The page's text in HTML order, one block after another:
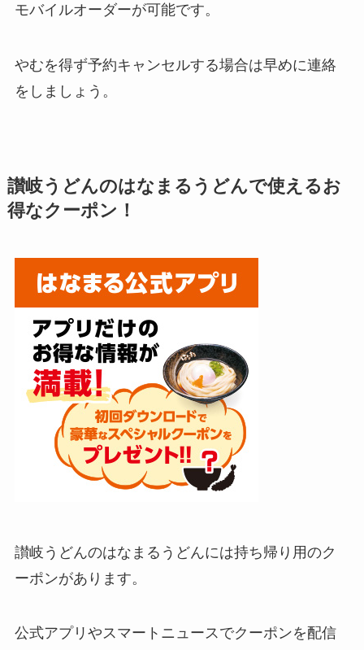
モバイルオーダーが可能です。
やむを得ず予約キャンセルする場合は早めに連絡
をしましょう。
讃岐うどんのはなまるうどんで使えるお
得なクーポン！
讃岐うどんのはなまるうどんには持ち帰り用のク
ーポンがあります。
公式アプリやスマートニュースでクーポンを配信